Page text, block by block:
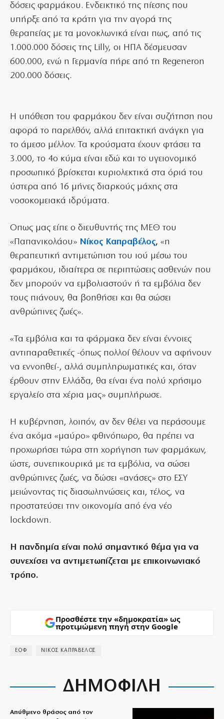
δόσεις φαρμάκου. Ενδεικτικό της πίεσης που
υπήρξε από τα κράτη για την αγορά της
θεραπείας με τα μονοκλωνικά είναι πως, από τις
1.000.000 δόσεις της Lilly, οι ΗΠΑ δέσμευσαν
600.000, ενώ η Γερμανία πήρε από τη Regeneron
200.000 δόσεις.
Η υπόθεση του φαρμάκου δεν είναι συζήτηση που
αφορά το παρελθόν, αλλά επιτακτική ανάγκη για
το άμεσο μέλλον. Τα κρούσματα έχουν φτάσει τα
3.000, το 4ο κύμα είναι εδώ και το υγειονομικό
προσωπικό βρίσκεται κυριολεκτικά στα όριά του
ύστερα από 16 μήνες διαρκούς μάχης στα
νοσοκομειακά ιδρύματα.
Οπως μας είπε ο διευθυντής της ΜΕΘ του
«Παπανικολάου» Νίκος Καπραβέλος, «η
θεραπευτική αντιμετώπιση του ιού μέσω του
φαρμάκου, ιδιαίτερα σε περιπτώσεις ασθενών που
δεν μπορούν να εμβολιαστούν ή τα εμβόλια δεν
τους πιάνουν, θα βοηθήσει και θα σώσει
ανθρώπινες ζωές».
«Τα εμβόλια και τα φάρμακα δεν είναι έννοιες
αντιπαραθετικές -όπως πολλοί θέλουν να αφήνουν
να εννοηθεί-, αλλά συμπληρωματικές και, όταν
έρθουν στην Ελλάδα, θα είναι ένα πολύ χρήσιμο
εργαλείο στα χέρια μας» συμπλήρωσε.
Η κυβέρνηση, λοιπόν, αν δεν θέλει να περάσουμε
ένα ακόμα «μαύρο» φθινόπωρο, θα πρέπει να
προχωρήσει τώρα στη χορήγηση των φαρμάκων,
ώστε, συνεπικουρικά με τα εμβόλια, να σώσει
ανθρώπινες ζωές, να δώσει «ανάσες» στο ΕΣΥ
μειώνοντας τις διασωληνώσεις και, τέλος, να
προστατεύσει την οικονομία από ένα νέο
lockdown.
Η πανδημία είναι πολύ σημαντικό θέμα για να
συνεχίσει να αντιμετωπίζεται με επικοινωνιακό
τρόπο.
Προσθέστε την «δημοκρατία» ως
προτιμώμενη πηγή στην Google
ΕΟΦ ΝΙΚΟΣ ΚΑΠΡΑΒΕΛΟΣ
ΔΗΜΟΦΙΛΗ
Απύθμενο θράσος από τον